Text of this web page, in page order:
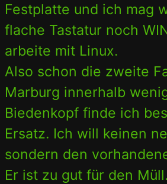
Festplatte und ich mag
flache Tastatur noch
arbeite mit Linux.
Also schon die zweite
Marburg innerhalb
Biedenkopf finde ich
Ersatz. Ich will keinen
sondern den
Er ist zu gut für den